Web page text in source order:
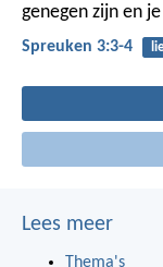
genegen zijn en
Spreuken 3:3-4
Lees meer
Thema's